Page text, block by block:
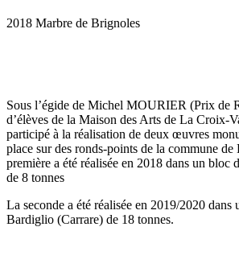
2018 Marbre de Brignoles
Sous l’égide de Michel MOURIER (Prix de
d’élèves de la Maison des Arts de La Croix-
participé à la réalisation de deux œuvres
place sur des ronds-points de la commune
première a été réalisée en 2018 dans un bloc
de 8 tonnes
La seconde a été réalisée en 2019/2020 dans
Bardiglio (Carrare) de 18 tonnes.